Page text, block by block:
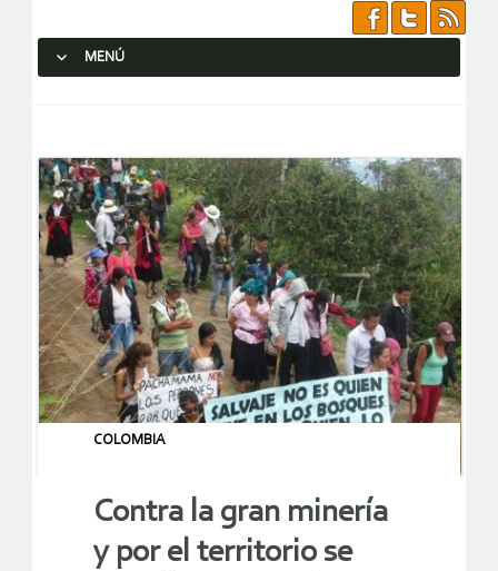
MENÚ
COLOMBIA
Contra la gran minería
y por el territorio se